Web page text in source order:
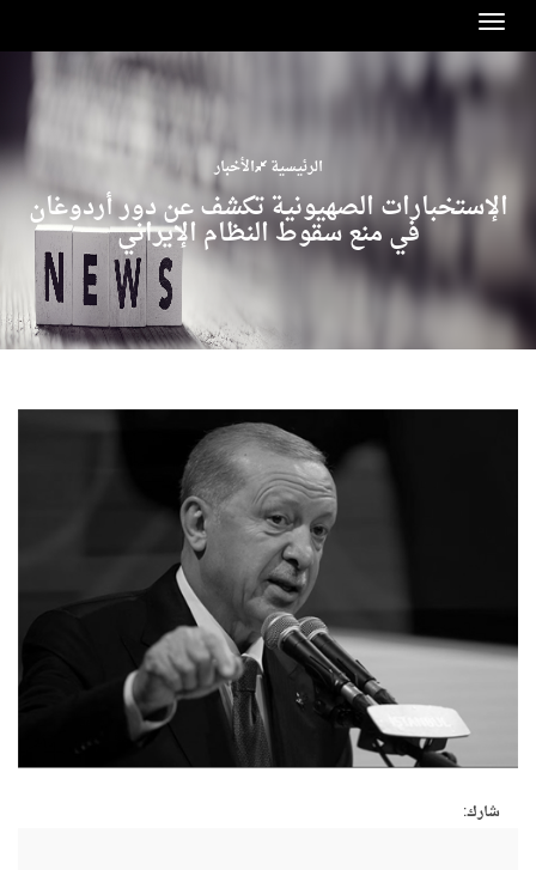
Toggle
navigation
الرئيسية الأخبار
الإستخبارات الصهيونية تكشف عن دور أردوغان
في منع سقوط النظام الإيراني
شارك: